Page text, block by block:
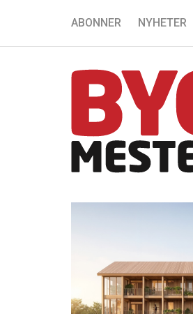
ABONNER NYHETER